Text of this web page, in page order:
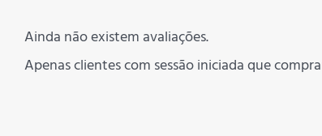
Ainda não existem avaliações.
Apenas clientes com sessão iniciada que